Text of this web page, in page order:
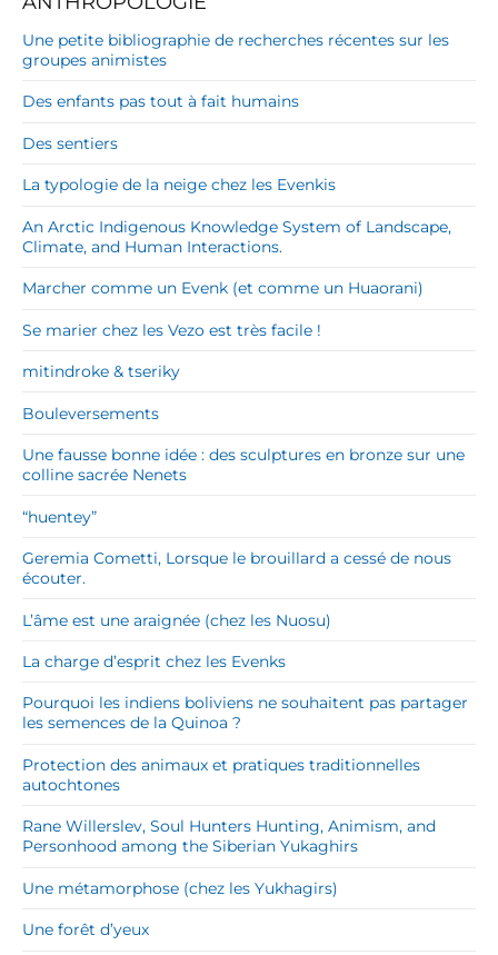
Une petite bibliographie de recherches récentes sur les
groupes animistes
Des enfants pas tout à fait humains
Des sentiers
La typologie de la neige chez les Evenkis
An Arctic Indigenous Knowledge System of Landscape,
Climate, and Human Interactions.
Marcher comme un Evenk (et comme un Huaorani)
Se marier chez les Vezo est très facile !
mitindroke & tseriky
Bouleversements
Une fausse bonne idée : des sculptures en bronze sur une
colline sacrée Nenets
“huentey”
Geremia Cometti, Lorsque le brouillard a cessé de nous
écouter.
L’âme est une araignée (chez les Nuosu)
La charge d’esprit chez les Evenks
Pourquoi les indiens boliviens ne souhaitent pas partager
les semences de la Quinoa ?
Protection des animaux et pratiques traditionnelles
autochtones
Rane Willerslev, Soul Hunters Hunting, Animism, and
Personhood among the Siberian Yukaghirs
Une métamorphose (chez les Yukhagirs)
Une forêt d’yeux